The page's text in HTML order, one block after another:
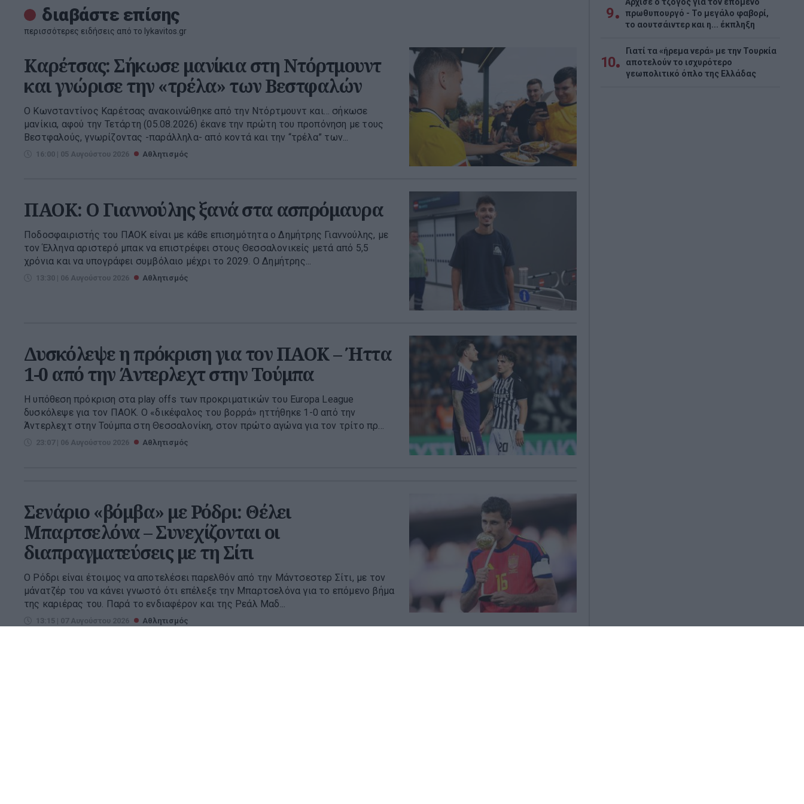
διαβάστε επίσης
περισσότερες ειδήσεις από το lykavitos.gr
Καρέτσας: Σήκωσε μανίκια στη Ντόρτμουντ
και γνώρισε την «τρέλα» των Βεστφαλών
Ο Κωνσταντίνος Καρέτσας ανακοινώθηκε από την Ντόρτμουντ και… σήκωσε
μανίκια, αφού την Τετάρτη (05.08.2026) έκανε την πρώτη του προπόνηση με τους
Βεστφαλούς, γνωρίζοντας -παράλληλα- από κοντά και την “τρέλα” των...
16:00 | 05 Αυγούστου 2026 Αθλητισμός
ΠΑΟΚ: Ο Γιαννούλης ξανά στα ασπρόμαυρα
Ποδοσφαιριστής του ΠΑΟΚ είναι με κάθε επισημότητα ο Δημήτρης Γιαννούλης, με
τον Έλληνα αριστερό μπακ να επιστρέφει στους Θεσσαλονικείς μετά από 5,5
χρόνια και να υπογράφει συμβόλαιο μέχρι το 2029. Ο Δημήτρης...
13:30 | 06 Αυγούστου 2026 Αθλητισμός
Δυσκόλεψε η πρόκριση για τον ΠΑΟΚ – Ήττα
1-0 από την Άντερλεχτ στην Τούμπα
Η υπόθεση πρόκριση στα play offs των προκριματικών του Europa League
δυσκόλεψε για τον ΠΑΟΚ. Ο «δικέφαλος του βορρά» ηττήθηκε 1-0 από την
Άντερλεχτ στην Τούμπα στη Θεσσαλονίκη, στον πρώτο αγώνα για τον τρίτο πρ...
23:07 | 06 Αυγούστου 2026 Αθλητισμός
Σενάριο «βόμβα» με Ρόδρι: Θέλει
Μπαρτσελόνα – Συνεχίζονται οι
διαπραγματεύσεις με τη Σίτι
Ο Ρόδρι είναι έτοιμος να αποτελέσει παρελθόν από την Μάντσεστερ Σίτι, με τον
μάνατζέρ του να κάνει γνωστό ότι επέλεξε την Μπαρτσελόνα για το επόμενο βήμα
της καριέρας του. Παρά το ενδιαφέρον και της Ρεάλ Μαδ...
13:15 | 07 Αυγούστου 2026 Αθλητισμός
9
Άρχισε ο τζόγος για τον επόμενο
πρωθυπουργό - Το μεγάλο φαβορί,
το αουτσάιντερ και η... έκπληξη
10
Γιατί τα «ήρεμα νερά» με την Τουρκία
αποτελούν το ισχυρότερο
γεωπολιτικό όπλο της Ελλάδας